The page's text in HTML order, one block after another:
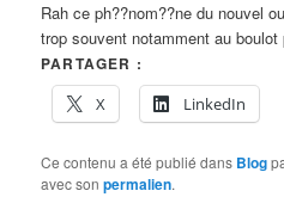
Rah ce ph??nom??ne du nouvel
trop souvent notamment au boulot
PARTAGER :
X
LinkedIn
Ce contenu a été publié dans Blog
avec sonpermalien.